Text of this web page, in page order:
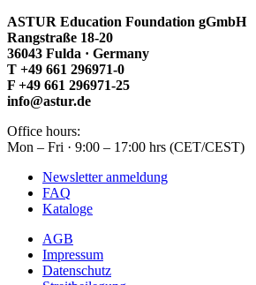
ASTUR Education Foundation gGmbH
Rangstraße 18-20
36043 Fulda · Germany
T +49 661 296971-0
F +49 661 296971-25
info@astur.de
Office hours:
Mon – Fri · 9:00 – 17:00 hrs (CET/CEST)
Newsletter anmeldung
FAQ
Kataloge
AGB
Impressum
Datenschutz